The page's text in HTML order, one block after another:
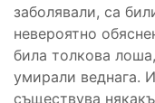
заболявали, са
невероятно
била толкова
умирали веднага.
съществува